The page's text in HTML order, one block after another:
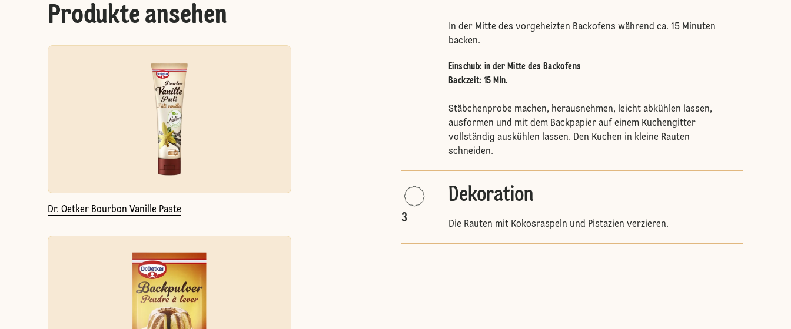
Produkte ansehen
Dr. Oetker Bourbon Vanille Paste
In der Mitte des vorgeheizten Backofens während ca. 15 Minuten
backen.
Einschub:in der Mitte des Backofens
Backzeit: 15 Min.
Stäbchenprobe machen, herausnehmen, leicht abkühlen lassen,
ausformen und mit dem Backpapier auf einem Kuchengitter
vollständig auskühlen lassen. Den Kuchen in kleine Rauten
schneiden.
3
Dekoration
Die Rauten mit Kokosraspeln und Pistazien verzieren.